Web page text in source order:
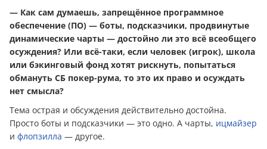
— Как сам думаешь, запрещённое программное
обеспечение (ПО) — боты, подсказчики, продвинутые
динамические чарты — достойно ли это всё всеобщего
осуждения? Или всё-таки, если человек (игрок), школа
или бэкинговый фонд хотят рискнуть, попытаться
обмануть СБ покер-рума, то это их право и осуждать
нет смысла?
Тема острая и обсуждения действительно достойна.
Просто боты и подсказчики — это одно. А чарты, ицмайзер
и флопзилла — другое.